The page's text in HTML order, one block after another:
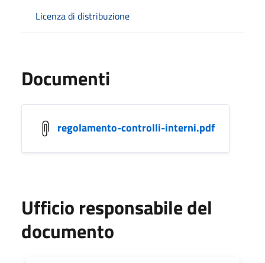
Licenza di distribuzione
Documenti
regolamento-controlli-interni.pdf
Ufficio responsabile del
documento